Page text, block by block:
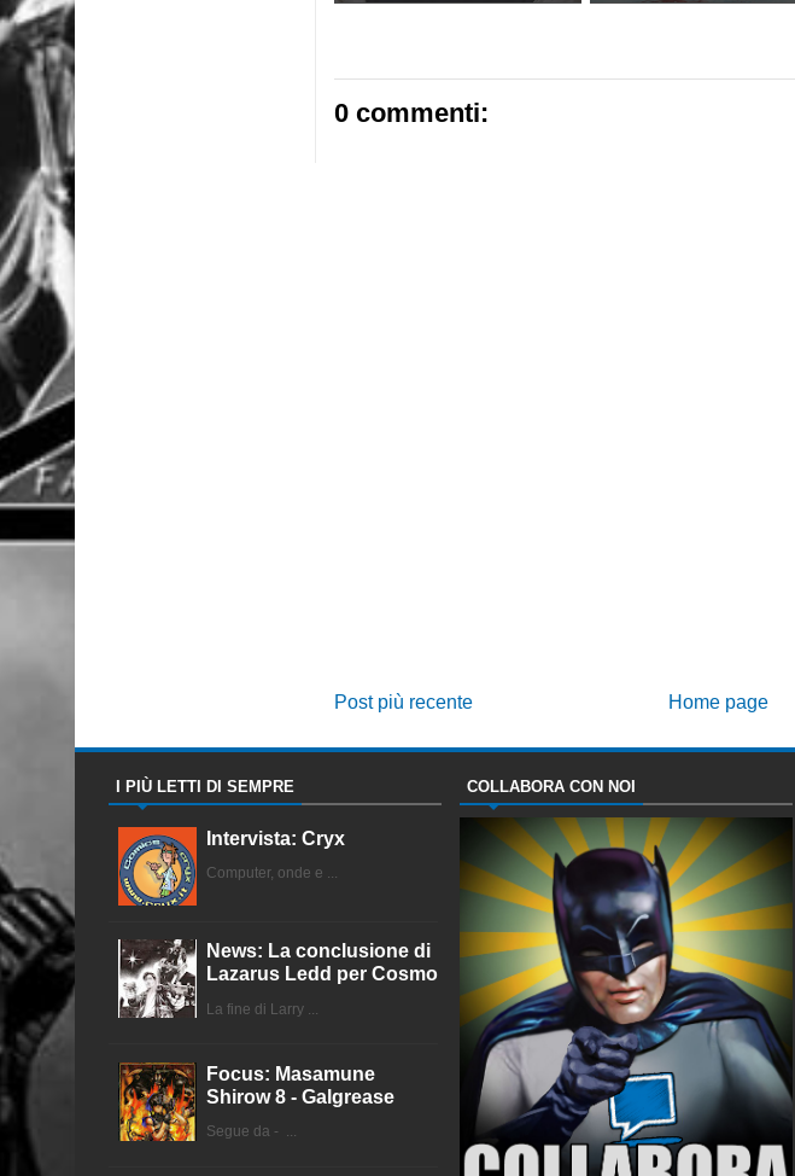
0 commenti:
Post più recente Home page
I PIÙ LETTI DI SEMPRE
Intervista: Cryx
Computer, onde e ...
News: La conclusione di
Lazarus Ledd per Cosmo
La fine di Larry ...
Focus: Masamune
Shirow 8 - Galgrease
Segue da - ...
COLLABORA CON NOI